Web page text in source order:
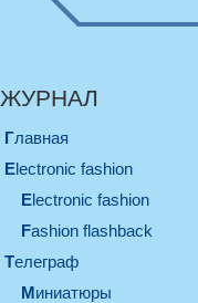
ЖУРНАЛ
Главная
electronic fashion
electronic fashion
Fashion flashback
телеграф
миниатюры